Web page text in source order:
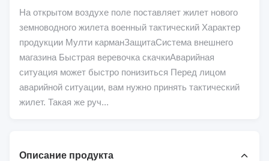
На открытом воздухе поле поставляет жилет нового
земноводного жилета военный тактический Характер
продукции Мулти карманЗащитаСистема внешнего
магазина Быстрая веревочка скачкиАварийная
ситуация может быстро понизиться Перед лицом
аварийной ситуации, вам нужно принять тактический
жилет. Такая же руч...
Описание продукта